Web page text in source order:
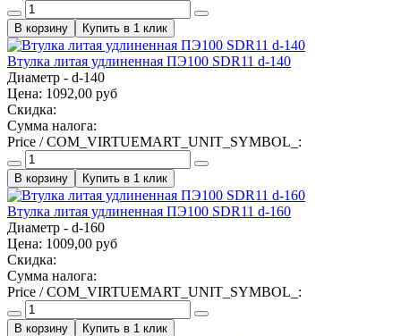
Купить в 1 клик
Втулка литая удлиненная ПЭ100 SDR11 d-140
Диаметр - d-140
Цена: 1092,00 руб
Скидка:
Сумма налога:
Price / COM_VIRTUEMART_UNIT_SYMBOL_:
Купить в 1 клик
Втулка литая удлиненная ПЭ100 SDR11 d-160
Диаметр - d-160
Цена: 1009,00 руб
Скидка:
Сумма налога:
Price / COM_VIRTUEMART_UNIT_SYMBOL_:
Купить в 1 клик